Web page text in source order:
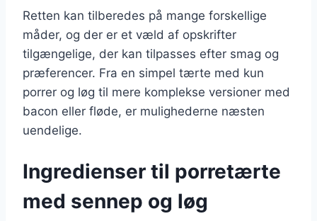
Retten kan tilberedes på mange forskellige
måder, og der er et væld af opskrifter
tilgængelige, der kan tilpasses efter smag og
præferencer. Fra en simpel tærte med kun
porrer og løg til mere komplekse versioner med
bacon eller fløde, er mulighederne næsten
uendelige.
Ingredienser til porretærte
med sennep og løg